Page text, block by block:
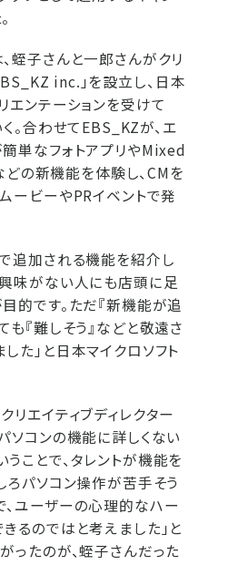
蛭子さんと一郎さんがクリ
inc.」を設立し、日本
エンテーションを受けて
。合わせてEBS_KZが、エ
単なフォトアプリやMixed
の新機能を体験し、CMを
ービーやPRイベントで発
追加される機能を紹介し
味がない人にも店頭に足
的です。ただ『新機能が追
も『難しそう』などと敬遠さ
た」と日本マイクロソフト
エイティブディレクター
ソコンの機能に詳しくない
ことで、タレントが機能を
ろパソコン操作が苦手そう
ユーザーの心理的なハー
るのではと考えました」と
ったのが、蛭子さんだった